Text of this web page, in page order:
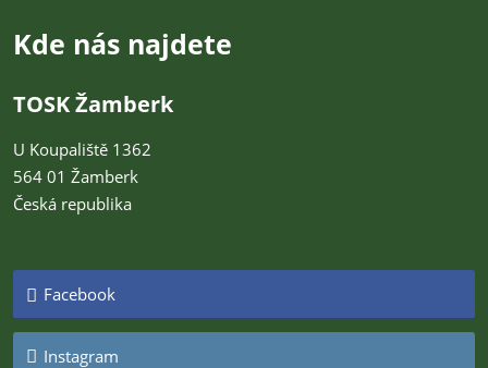
Kde nás najdete
TOSK Žamberk
U Koupaliště 1362
564 01 Žamberk
Česká republika
Facebook
Instagram